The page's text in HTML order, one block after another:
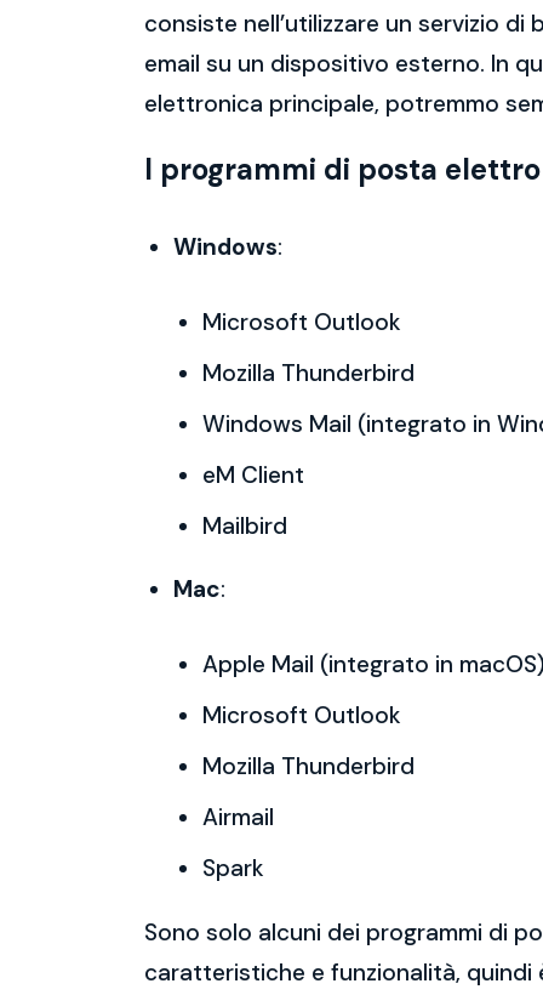
consiste nell’utilizzare un servizio
email su un dispositivo esterno. In
elettronica principale, potremmo
I programmi di posta
Windows:
Microsoft Outlook
Mozilla Thunderbird
Windows Mail (integrato in
eM Client
Mailbird
Mac:
Apple Mail (integrato in
Microsoft Outlook
Mozilla Thunderbird
Airmail
Spark
Sono solo alcuni dei programmi di
caratteristiche e funzionalità, quindi